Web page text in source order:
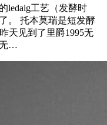
ledaig工艺（发酵时
。 托本莫瑞是短发酵
天见到了里爵1995无
无…